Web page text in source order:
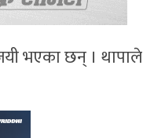
भएका छन् । थापाले